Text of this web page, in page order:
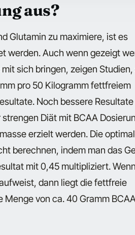
aus?
Glutamin zu maximiere, ist es
werden. Auch wenn gezeigt
sich bringen, zeigen Studien,
pro 50 Kilogramm fettfreiem
Noch bessere Resultate
Diät mit BCAA
erzielt werden. Die
berechnen, indem man das
mit 0,45 multipliziert.
dann liegt die fettfreie
von ca. 40 Gramm